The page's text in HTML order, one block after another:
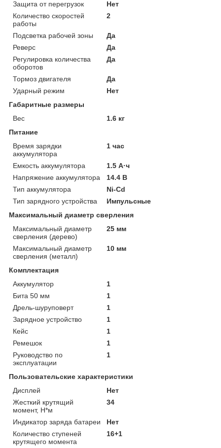
Защита от перегрузок
Нет
Количество скоростей
работы
2
Подсветка рабочей зоны
Да
Реверс
Да
Регулировка количества
оборотов
Да
Тормоз двигателя
Да
Ударный режим
Нет
Габаритные размеры
Вес
1.6 кг
Питание
Время зарядки
аккумулятора
1 час
Емкость аккумулятора
1.5 А·ч
Напряжение аккумулятора
14.4 В
Тип аккумулятора
Ni-Cd
Тип зарядного устройства
Импульсные
Максимальный диаметр сверления
Максимальный диаметр
сверления (дерево)
25 мм
Максимальный диаметр
сверления (металл)
10 мм
Комплектация
Аккумулятор
1
Бита 50 мм
1
Дрель-шуруповерт
1
Зарядное устройство
1
Кейс
1
Ремешок
1
Руководство по
эксплуатации
1
Пользовательские характеристики
Дисплей
Нет
Жесткий крутящий
момент, Н*м
34
Индикатор заряда батареи
Нет
Количество ступеней
крутящего момента
16+1